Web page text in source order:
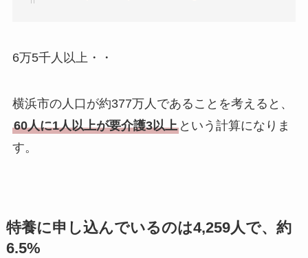
6万5千人以上・・
横浜市の人口が約377万人であることを考えると、
60人に1人以上が要介護3以上という計算になりま
す。
特養に申し込んでいるのは4,259人で、約
6.5%